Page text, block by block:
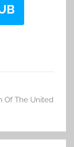
Of The United